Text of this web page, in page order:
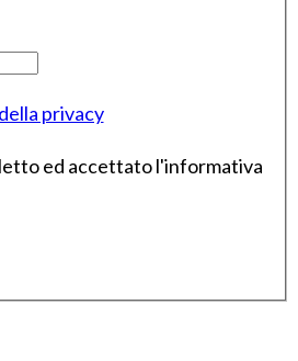
privacy
ed accettato l'informativa